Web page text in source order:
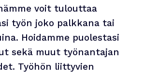
voit tulouttaa
työn joko palkkana tai
Hoidamme puolestasi
sekä muut työnantajan
Työhön liittyvien